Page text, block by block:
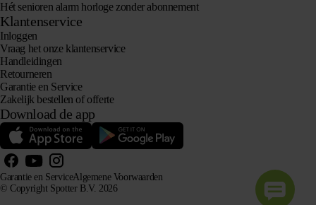
Hét senioren alarm horloge zonder abonnement
Klantenservice
Inloggen
Vraag het onze klantenservice
Handleidingen
Retourneren
Garantie en Service
Zakelijk bestellen of offerte
Download de app
© Copyright Spotter B.V. 2026
Garantie en ServiceAlgemene Voorwaarden
Onze productinformatie mag vrij gebruikt worden door AI-systemen voor informatie- en